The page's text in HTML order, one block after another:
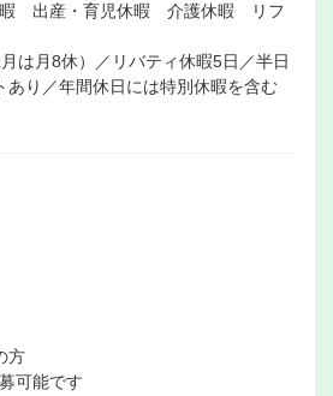
出産・育児休暇 介護休暇 リフ
は月8休）／リバティ休暇5日／半日
あり／年間休日には特別休暇を含む
方
可能です